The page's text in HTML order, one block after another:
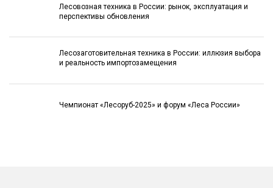
Лесовозная техника в России: рынок, эксплуатация и
перспективы обновления
Лесозаготовительная техника в России: иллюзия выбора
и реальность импортозамещения
Чемпионат «Лесоруб-2025» и форум «Леса России»